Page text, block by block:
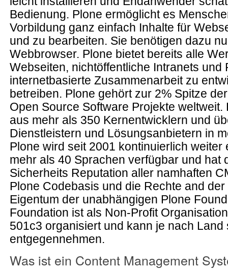
Bedienung. Plone ermöglicht es
Vorbildung ganz einfach Inhalte für
und zu bearbeiten. Sie benötigen dazu
Webbrowser. Plone bietet bereits alle
Webseiten, nichtöffentliche Intranets und
internetbasierte Zusammenarbeit zu
betreiben. Plone gehört zur 2% Spitze
Open Source Software Projekte weltweit.
aus mehr als 350 Kernentwicklern und
Dienstleistern und Lösungsanbietern in
Plone wird seit 2001 kontinuierlich weiter
mehr als 40 Sprachen verfügbar und hat
Sicherheits Reputation aller namhaften
Plone Codebasis und die Rechte and
Eigentum der unabhängigen Plone
Foundation ist als Non-Profit
501c3 organisiert und kann je nach Land
entgegennehmen.
Was ist ein Content Management